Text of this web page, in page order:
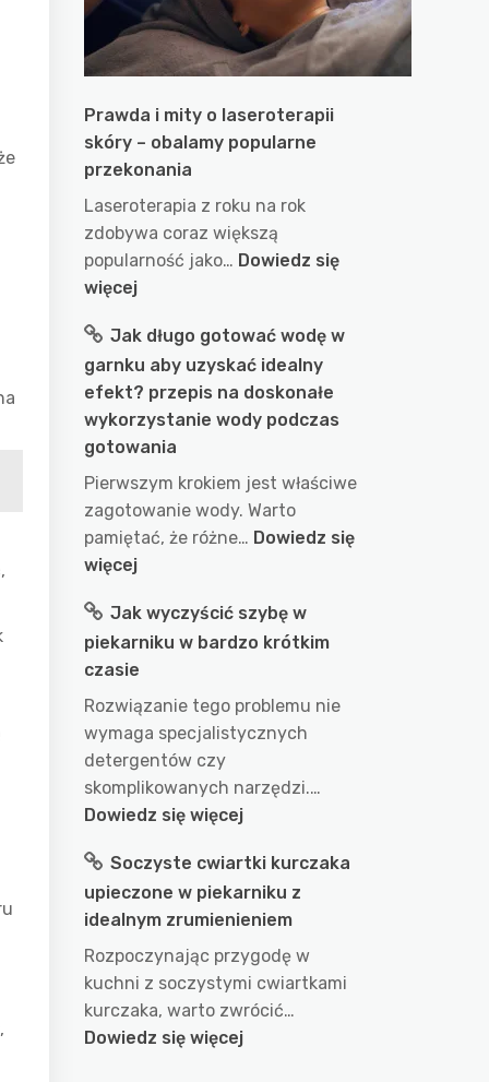
włączyć
do
jadłospisu?
Prawda i mity o laseroterapii
skóry – obalamy popularne
przekonania
Laseroterapia z roku na rok
zdobywa coraz większą
popularność jako… Dowiedz się
więcej:
i
mity
o
laseroterapii
skóry
–
obalamy
popularne
przekonania
Jak długo gotować wodę w
garnku aby uzyskać idealny
efekt? przepis na doskonałe
wykorzystanie wody podczas
gotowania
Pierwszym krokiem jest właściwe
zagotowanie wody. Warto
pamiętać, że różne… Dowiedz się
więcej:
długo
gotować
wodę
w
garnku
aby
uzyskać
idealny
przepis
na
doskonałe
wykorzystanie
wody
podczas
gotowania
Jak wyczyścić szybę w
piekarniku w bardzo krótkim
czasie
Rozwiązanie tego problemu nie
wymaga specjalistycznych
detergentów czy
skomplikowanych narzędzi.…
Dowiedz się więcej:
wyczyścić
szybę
w
piekarniku
w
bardzo
krótkim
Soczyste cwiartki kurczaka
upieczone w piekarniku z
idealnym zrumienieniem
Rozpoczynając przygodę w
kuchni z soczystymi cwiartkami
kurczaka, warto zwrócić…
Dowiedz się więcej: